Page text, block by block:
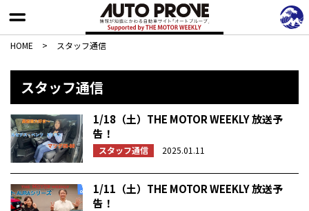
HOME > スタッフ通信
スタッフ通信
1/18（土）THE MOTOR WEEKLY 放送予
告！
スタッフ通信 2025.01.11
1/11（土）THE MOTOR WEEKLY 放送予
告！